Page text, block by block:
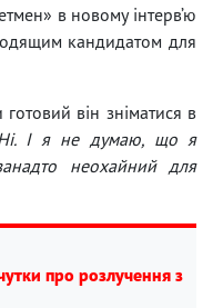
в новому інтерв’ю
кандидатом для
готовий він зніматися в
І я не думаю, що я
неохайний для
про розлучення з